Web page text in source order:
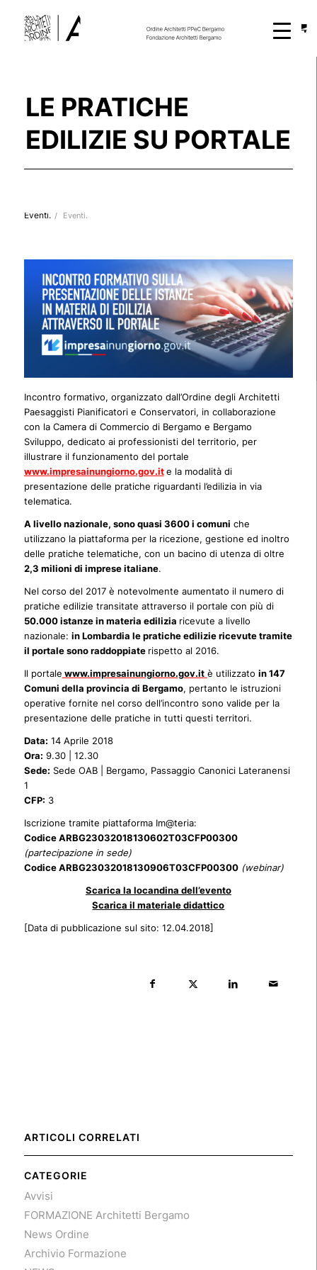
LE PRATICHE
EDILIZIE SU PORTALE
Eventi. / Eventi.
Incontro formativo, organizzato dall’Ordine degli Architetti
Paesaggisti Pianificatori e Conservatori, in collaborazione
con la Camera di Commercio di Bergamo e Bergamo
Sviluppo, dedicato ai professionisti del territorio, per
illustrare il funzionamento del portale
www.impresainungiorno.gov.it e la modalità di
presentazione delle pratiche riguardanti l’edilizia in via
telematica.
A livello nazionale, sono quasi 3600 i comuni che
utilizzano la piattaforma per la ricezione, gestione ed inoltro
delle pratiche telematiche, con un bacino di utenza di oltre
2,3 milioni di imprese italiane.
Nel corso del 2017 è notevolmente aumentato il numero di
pratiche edilizie transitate attraverso il portale con più di
50.000 istanze in materia edilizia ricevute a livello
nazionale: in Lombardia le pratiche edilizie ricevute tramite
il portale sono raddoppiate rispetto al 2016.
Il portale www.impresainungiorno.gov.it è utilizzato in 147
Comuni della provincia di Bergamo, pertanto le istruzioni
operative fornite nel corso dell’incontro sono valide per la
presentazione delle pratiche in tutti questi territori.
Data: 14 Aprile 2018
Ora: 9.30 | 12.30
Sede: Sede OAB | Bergamo, Passaggio Canonici Lateranensi
1
CFP: 3
Iscrizione tramite piattaforma Im@teria:
Codice ARBG23032018130602T03CFP00300
(partecipazione in sede)
Codice ARBG23032018130906T03CFP00300(webinar)
Scarica la locandina dell’evento
Scarica il materiale didattico
[Data di pubblicazione sul sito: 12.04.2018]
ARTICOLI CORRELATI
CATEGORIE
Avvisi
FORMAZIONE Architetti Bergamo
News Ordine
Archivio Formazione